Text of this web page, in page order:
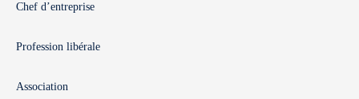
Chef d’entreprise
Profession libérale
Association